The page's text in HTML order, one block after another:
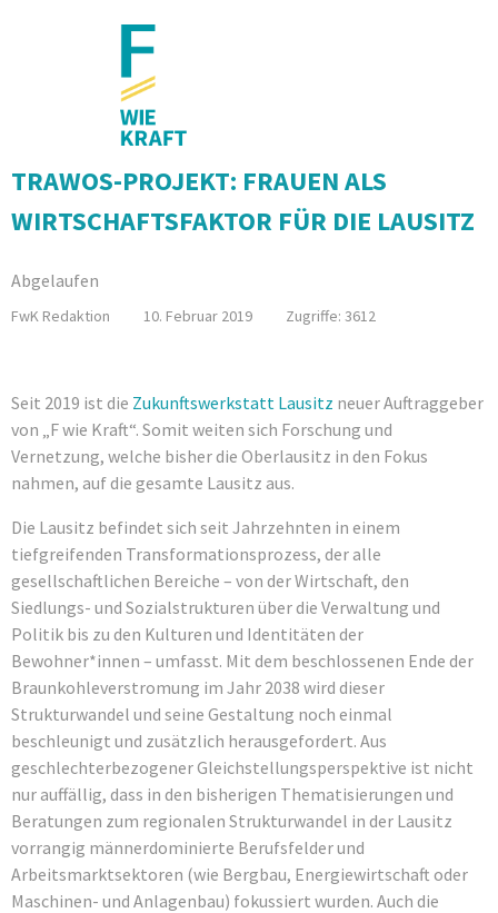
TRAWOS-PROJEKT: FRAUEN ALS
WIRTSCHAFTSFAKTOR FÜR DIE LAUSITZ
Abgelaufen
FwK Redaktion
Forschung
10. Februar 2019 Zugriffe: 3612
Seit 2019 ist die Zukunftswerkstatt Lausitz neuer Auftraggeber
von „F wie Kraft“. Somit weiten sich Forschung und
Vernetzung, welche bisher die Oberlausitz in den Fokus
nahmen, auf die gesamte Lausitz aus.
Die Lausitz befindet sich seit Jahrzehnten in einem
tiefgreifenden Transformationsprozess, der alle
gesellschaftlichen Bereiche – von der Wirtschaft, den
Siedlungs- und Sozialstrukturen über die Verwaltung und
Politik bis zu den Kulturen und Identitäten der
Bewohner*innen – umfasst. Mit dem beschlossenen Ende der
Braunkohleverstromung im Jahr 2038 wird dieser
Strukturwandel und seine Gestaltung noch einmal
beschleunigt und zusätzlich herausgefordert. Aus
geschlechterbezogener Gleichstellungsperspektive ist nicht
nur auffällig, dass in den bisherigen Thematisierungen und
Beratungen zum regionalen Strukturwandel in der Lausitz
vorrangig männerdominierte Berufsfelder und
Arbeitsmarktsektoren (wie Bergbau, Energiewirtschaft oder
Maschinen- und Anlagenbau) fokussiert wurden. Auch die